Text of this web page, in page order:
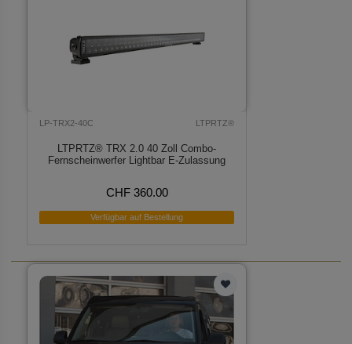
LP-TRX2-40C LTPRTZ®
LTPRTZ® TRX 2.0 40 Zoll Combo-
Fernscheinwerfer Lightbar E-Zulassung
CHF 360.00
Verfügbar auf Bestellung